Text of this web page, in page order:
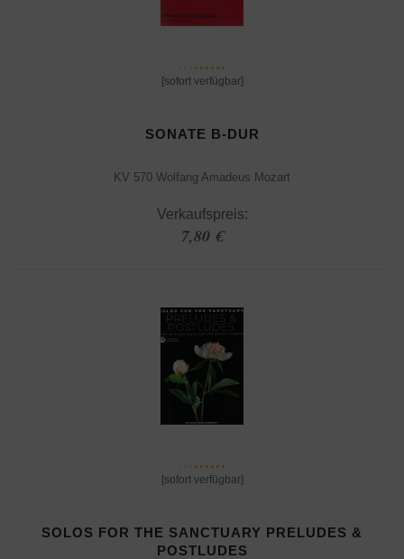
[sofort verfügbar]
SONATE B-DUR
KV 570 Wolfang Amadeus Mozart
Verkaufspreis:
7,80 €
[sofort verfügbar]
SOLOS FOR THE SANCTUARY PRELUDES &
POSTLUDES